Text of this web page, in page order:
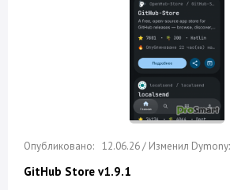
12.06.26 / Изменил
GitHub Store v1.9.1